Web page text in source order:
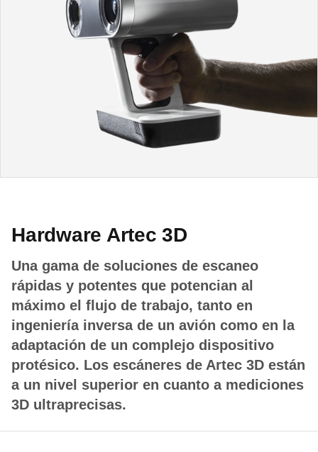
Hardware Artec 3D
Una gama de soluciones de escaneo
rápidas y potentes que potencian al
máximo el flujo de trabajo, tanto en
ingeniería inversa de un avión como en la
adaptación de un complejo dispositivo
protésico. Los escáneres de Artec 3D están
a un nivel superior en cuanto a mediciones
3D ultraprecisas.